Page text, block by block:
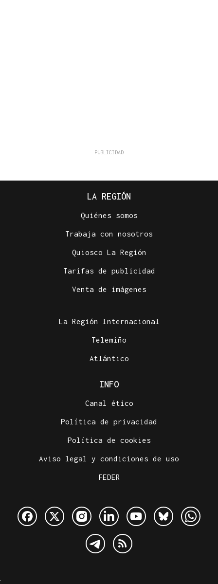
LA REGIÓN
Quiénes somos
Trabaja con nosotros
Quiosco La Región
Tarifas de publicidad
Venta de imágenes
La Región Internacional
Telemiño
Atlántico
INFO
Canal ético
Política de privacidad
Política de cookies
Aviso legal y condiciones de uso
FEDER